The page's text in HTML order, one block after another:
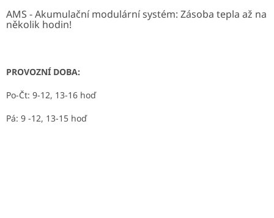
AMS - Akumulační modulární systém: Zásoba tepla až na
několik hodin!
PROVOZNÍ DOBA:
Po-Čt: 9-12, 13-16 hoď
Pá: 9 -12, 13-15 hoď